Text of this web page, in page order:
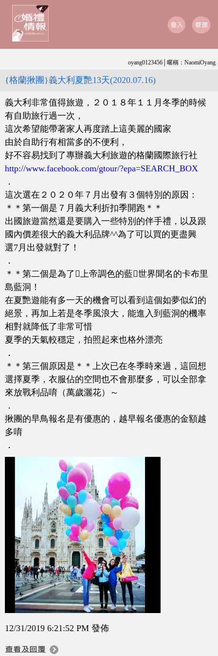
oyang0123456│暱稱：NaomiOyang
{格蘭揪團}義大利夏艷13天(2020.07.16)
義大利非常值得旅遊，２０１８年１１月冬季的時候
有自助旅行過一次，
這次希望能帶著家人再度踏上這美麗的國家
由於自助行有相當多的不便利，
好不容易找到了專辦義大利旅遊的格蘭國際旅行社
http://www.facebook.com/gtour/?epa=SEARCH_BOX
．
這次選在２０２０年７月出發有３個特別的原因：
＊＊第一個是７月義大利折扣季開跑＊＊
出國旅遊當然還是要購入一些特別的伴手禮，以及跟
國內價差很大的義大利品牌^^為了可以買的更盡興
選7月出發就對了！
．
＊＊第二個是為了上帝調色的藍世界聞名的卡布里
島藍洞！
在夏艷遊能有多一天的機會可以看到這個如夢似幻的
絕景，再加上若是冬季風浪大，能進入到藍洞的機率
相對就降低了非常可惜
夏季的天氣較穩定，拍照起來也格外漂亮
．
＊＊第三個原因是＊＊上次已在冬季時來過，這回想
選擇夏季，衣服佔的空間也不會那麼多，可以全部拿
來放戰利品唷（萬歲灑花）～
．
揪團的早鳥報名是有優惠的，越早報名優惠的金額越
多唷
．
12/31/2019 6:21:52 PM 發佈